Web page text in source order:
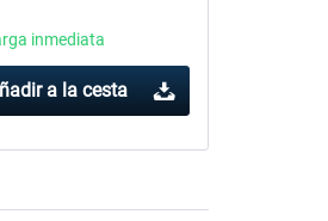
inmediata
a la cesta